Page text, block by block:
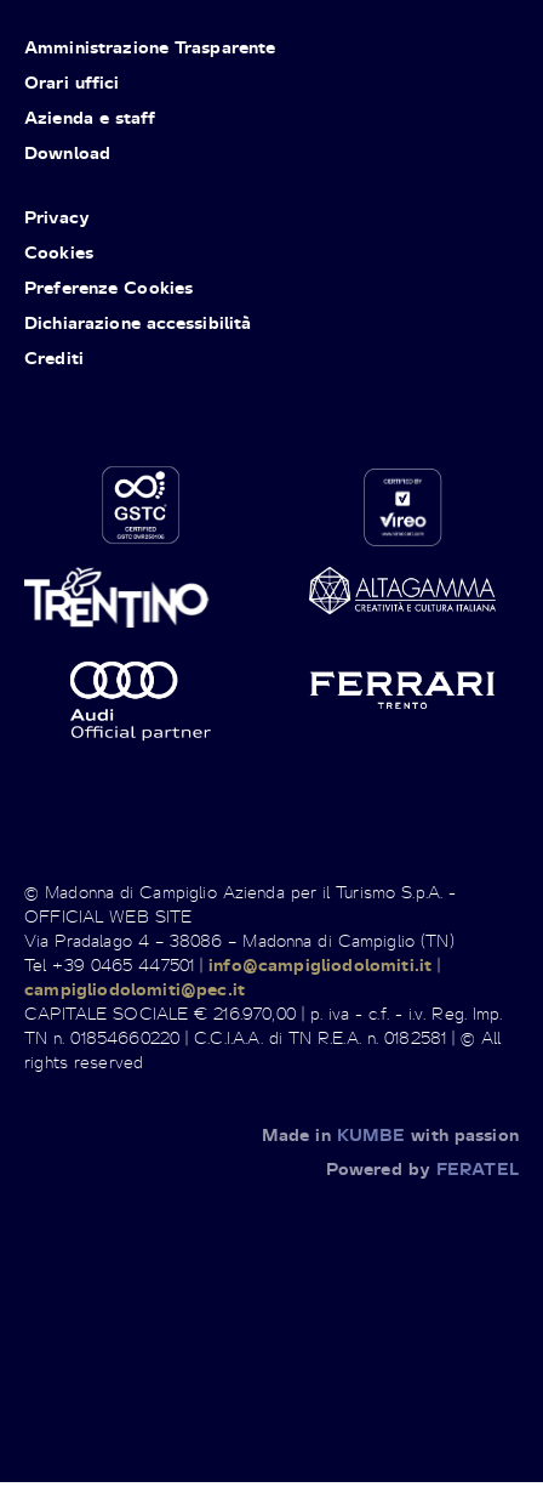
Amministrazione Trasparente
Orari uffici
Azienda e staff
Download
Privacy
Cookies
Preferenze Cookies
Dichiarazione accessibilità
Crediti
© Madonna di Campiglio Azienda per il Turismo S.p.A. -
OFFICIAL WEB SITE
Via Pradalago 4 – 38086 – Madonna di Campiglio (TN)
Tel +39 0465 447501 |info@campigliodolomiti.it |
campigliodolomiti@pec.it
CAPITALE SOCIALE € 216.970,00 | p. iva - c.f. - i.v. Reg. Imp.
TN n. 01854660220 | C.C.I.A.A. di TN R.E.A. n. 0182581 | © All
rights reserved
Made in KUMBE with passion
Powered by FERATEL